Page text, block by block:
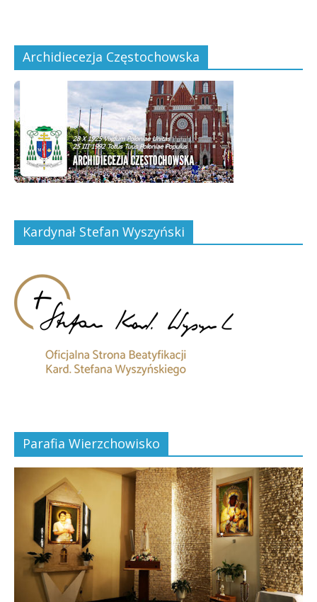
Archidiecezja Częstochowska
Kardynał Stefan Wyszyński
Parafia Wierzchowisko